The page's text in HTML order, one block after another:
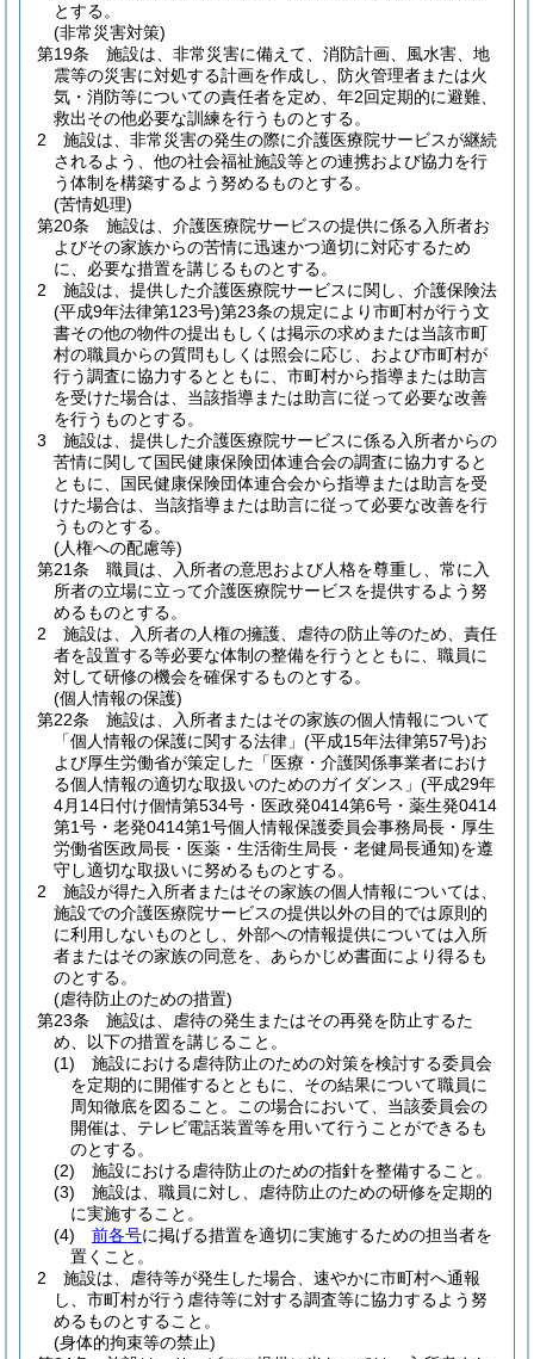
とする。
(非常災害対策)
第19条
施設は、非常災害に備えて、消防計画、風水害、地
震等の災害に対処する計画を作成し、防火管理者または火
気・消防等についての責任者を定め、年2回定期的に避難、
救出その他必要な訓練を行うものとする。
2
施設は、非常災害の発生の際に介護医療院サービスが継続
されるよう、他の社会福祉施設等との連携および協力を行
う体制を構築するよう努めるものとする。
(苦情処理)
第20条
施設は、介護医療院サービスの提供に係る入所者お
よびその家族からの苦情に迅速かつ適切に対応するため
に、必要な措置を講じるものとする。
2
施設は、提供した介護医療院サービスに関し、介護保険法
(平成9年法律第123号)第23条の規定により市町村が行う文
書その他の物件の提出もしくは掲示の求めまたは当該市町
村の職員からの質問もしくは照会に応じ、および市町村が
行う調査に協力するとともに、市町村から指導または助言
を受けた場合は、当該指導または助言に従って必要な改善
を行うものとする。
3
施設は、提供した介護医療院サービスに係る入所者からの
苦情に関して国民健康保険団体連合会の調査に協力すると
ともに、国民健康保険団体連合会から指導または助言を受
けた場合は、当該指導または助言に従って必要な改善を行
うものとする。
(人権への配慮等)
第21条
職員は、入所者の意思および人格を尊重し、常に入
所者の立場に立って介護医療院サービスを提供するよう努
めるものとする。
2
施設は、入所者の人権の擁護、虐待の防止等のため、責任
者を設置する等必要な体制の整備を行うとともに、職員に
対して研修の機会を確保するものとする。
(個人情報の保護)
第22条
施設は、入所者またはその家族の個人情報について
「個人情報の保護に関する法律」 (平成15年法律第57号)お
よび厚生労働省が策定した「医療・介護関係事業者におけ
る個人情報の適切な取扱いのためのガイダンス」 (平成29年
4月14日付け個情第534号・医政発0414第6号・薬生発0414
第1号・老発0414第1号個人情報保護委員会事務局長・厚生
労働省医政局長・医薬・生活衛生局長・老健局長通知)を遵
守し適切な取扱いに努めるものとする。
2
施設が得た入所者またはその家族の個人情報については、
施設での介護医療院サービスの提供以外の目的では原則的
に利用しないものとし、外部への情報提供については入所
者またはその家族の同意を、あらかじめ書面により得るも
のとする。
(虐待防止のための措置)
第23条
施設は、虐待の発生またはその再発を防止するた
め、以下の措置を講じること。
(1)
施設における虐待防止のための対策を検討する委員会
を定期的に開催するとともに、その結果について職員に
周知徹底を図ること。
この場合において、当該委員会の
開催は、テレビ電話装置等を用いて行うことができるも
のとする。
(2)
施設における虐待防止のための指針を整備すること。
(3)
施設は、職員に対し、虐待防止のための研修を定期的
に実施すること。
(4)
前各号に掲げる措置を適切に実施するための担当者を
置くこと。
2
施設は、虐待等が発生した場合、速やかに市町村へ通報
し、市町村が行う虐待等に対する調査等に協力するよう努
めるものとすること。
(身体的拘束等の禁止)